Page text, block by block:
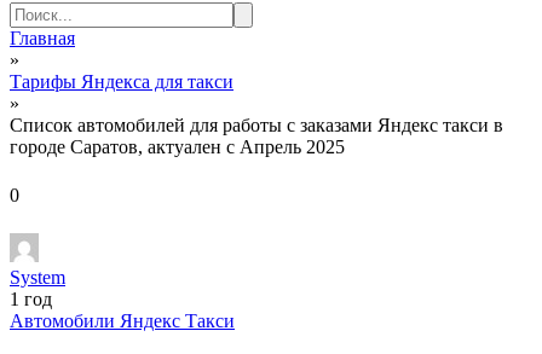
Search
for:
Главная
»
Тарифы Яндекса для такси
»
Список автомобилей для работы с заказами Яндекс такси в
городе Саратов, актуален с Апрель 2025
0
System
1 год
Автомобили Яндекс Такси